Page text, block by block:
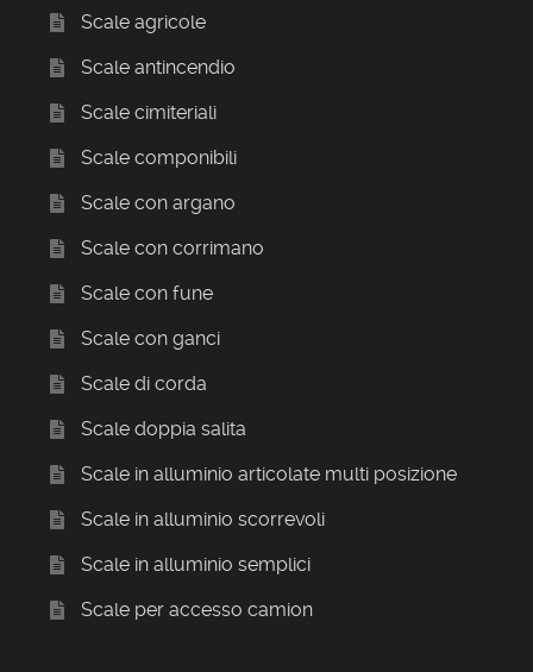
Scale agricole
Scale antincendio
Scale cimiteriali
Scale componibili
Scale con argano
Scale con corrimano
Scale con fune
Scale con ganci
Scale di corda
Scale doppia salita
Scale in alluminio articolate multi posizione
Scale in alluminio scorrevoli
Scale in alluminio semplici
Scale per accesso camion